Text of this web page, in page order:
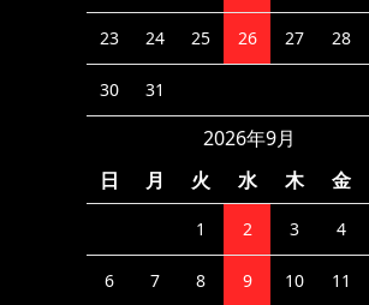
23 24 25 26 27 28
30 31
2026年9月
日
月 火 水 木 金
1 2 3 4
6 7 8 9 10 11